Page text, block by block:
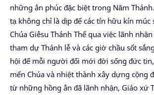
những ân phúc đặc biệt trong Năm
tạ không chỉ là dịp để các tín hữu kín múc
Chúa Giêsu Thánh Thể qua việc lãnh
tham dự Thánh lễ và các giờ chầu sốt
hội để mỗi người đổi mới đời sống đức
mến Chúa và nhiệt thành xây dựng cộng
từ những hồng ân đã lãnh nhận, Giáo xứ